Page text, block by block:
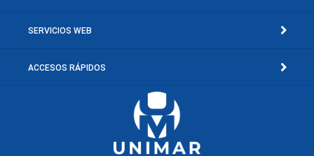
SERVICIOS WEB
ACCESOS RÁPIDOS